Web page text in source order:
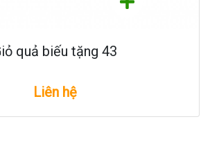
quả biếu tặng 43
Liên hệ